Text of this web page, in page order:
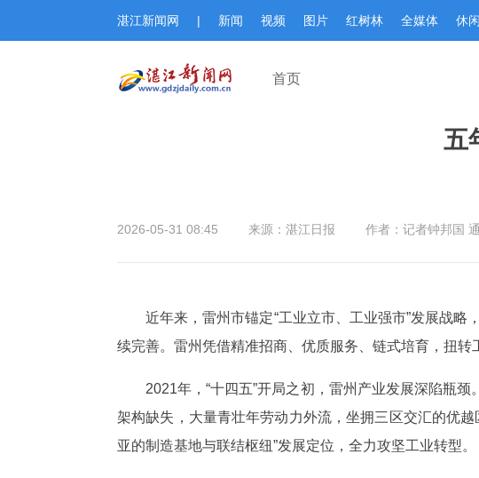
湛江新闻网 | 新闻 视频 图片 红树林 全媒体 休闲
首页
五
2026-05-31 08:45 来源：湛江日报 作者：记者钟邦国
近年来，雷州市锚定“工业立市、工业强市”发展战
续完善。雷州凭借精准招商、优质服务、链式培育，扭转
2021年，“十四五”开局之初，雷州产业发展深陷瓶
架构缺失，大量青壮年劳动力外流，坐拥三区交汇的优
亚的制造基地与联结枢纽”发展定位，全力攻坚工业转型。